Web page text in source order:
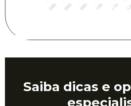
Saiba dicas e